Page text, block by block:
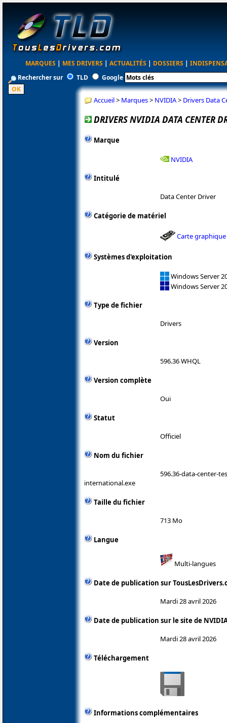
MARQUES | MES DRIVERS | ACTUALITÉS | DOSSIERS |
Rechercher sur
TLD Google
Accueil> Marques> NVIDIA> Drivers Data
DRIVERS NVIDIA DATA CENTER
Marque
NVIDIA
Intitulé
Data Center Driver
Catégorie de matériel
Carte graphique
Systèmes d'exploitation
Windows Server
Windows Server
Type de fichier
Drivers
Version
596.36 WHQL
Version complète
Oui
Statut
Officiel
Nom du fichier
596.36-data-center-
international.exe
Taille du fichier
713 Mo
Langue
Multi-langues
Date de publication sur
Mardi 28 avril 2026
Date de publication sur le site de
Mardi 28 avril 2026
Téléchargement
Informations complémentaires